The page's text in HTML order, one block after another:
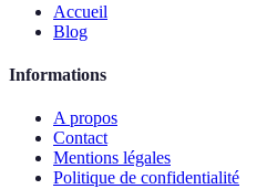
Accueil
Blog
Informations
A propos
Contact
Mentions légales
Politique de confidentialité